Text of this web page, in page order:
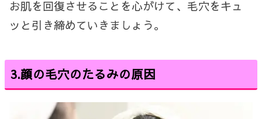
お肌を回復させることを心がけて、毛穴をキュ
ッと引き締めていきましょう。
3.顔の毛穴のたるみの原因